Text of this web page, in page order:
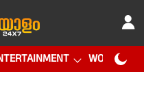
WORLD CUP